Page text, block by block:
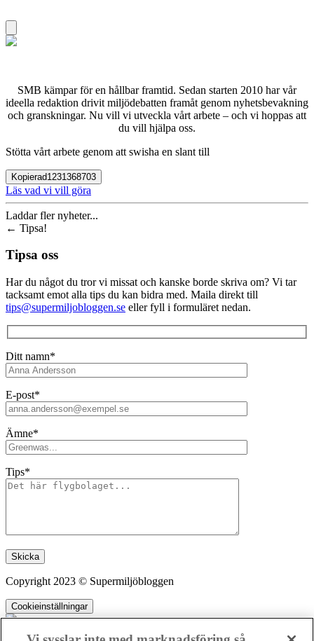
SMB kämpar för en hållbar framtid. Sedan starten 2010 har vår
ideella redaktion drivit miljödebatten framåt genom nyhetsbevakning
och granskningar. Nu vill vi utveckla vårt arbete – och vi hoppas att
du vill hjälpa oss.
Stötta vårt arbete genom att swisha en slant till
Kopierad1231368703
Läs vad vi vill göra
Laddar fler nyheter...
← Tipsa!
Tipsa oss
Har du något du tror vi missat och kanske borde skriva om? Vi tar
tacksamt emot alla tips du kan bidra med. Maila direkt till
tips@supermiljobloggen.se eller fyll i formuläret nedan.
Ditt namn*
E-post*
Ämne*
Tips*
Lämna detta fält tomt.
Copyright 2023 © Supermiljöbloggen
Cookieinställningar